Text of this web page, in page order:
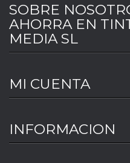
SOBRE
AHORRA EN
MEDIA SL
MI CUENTA
INFORMACION